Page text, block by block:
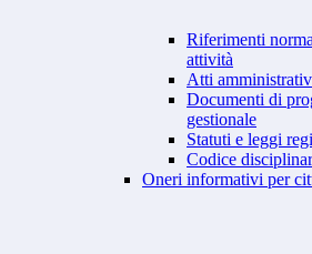
Riferimenti
attività
Atti
Documenti di
gestionale
Statuti e leggi
Codice
Oneri informativi per